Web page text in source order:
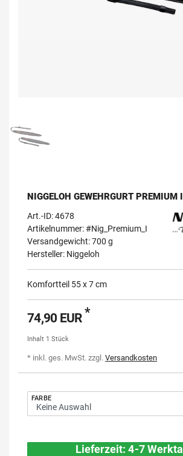
NIGGELOH GEWEHRGURT PREMIUM I
Art.-ID:4678
Artikelnummer: #Nig_Premium_I
Versandgewicht: 700 g
Hersteller: Niggeloh
Komfortteil 55 x 7 cm
74,90 EUR*
Inhalt 1 Stück
* inkl. ges. MwSt. zzgl. Versandkosten
FARBE
Lieferzeit: 4-7